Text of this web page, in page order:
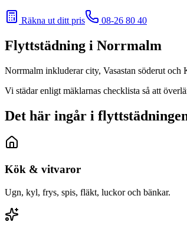
Räkna ut ditt pris 08-26 80 40
Flyttstädning i Norrmalm
Norrmalm inkluderar city, Vasastan söderut och
Vi städar enligt mäklarnas checklista så att
Det här ingår i
Kök & vitvaror
Ugn, kyl, frys, spis, fläkt, luckor och bänkar.